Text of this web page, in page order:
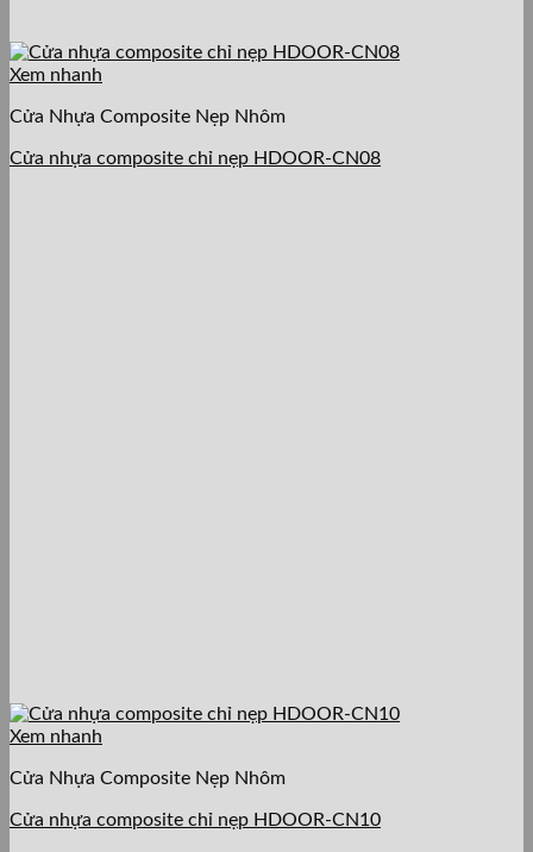
Xem nhanh
Cửa Nhựa Composite Nẹp Nhôm
Cửa nhựa composite chỉ nẹp HDOOR-CN08
Xem nhanh
Cửa Nhựa Composite Nẹp Nhôm
Cửa nhựa composite chỉ nẹp HDOOR-CN10